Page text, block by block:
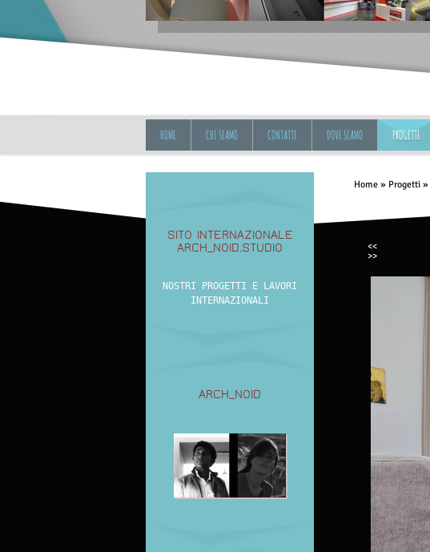
HOME CHI SIAMO CONTATTI DOVE SIAMO PROGETTI
Home » Progetti »
<<
>>
SITO INTERNAZIONALE
ARCH_NOID.STUDIO
NOSTRI PROGETTI E LAVORI
INTERNAZIONALI
ARCH_NOID